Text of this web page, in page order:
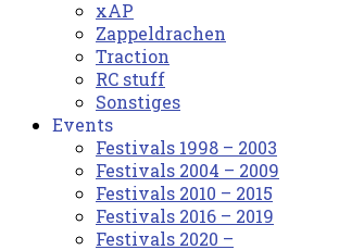
xAP
Zappeldrachen
Traction
RC stuff
Sonstiges
Events
Festivals 1998 – 2003
Festivals 2004 – 2009
Festivals 2010 – 2015
Festivals 2016 – 2019
Festivals 2020 –